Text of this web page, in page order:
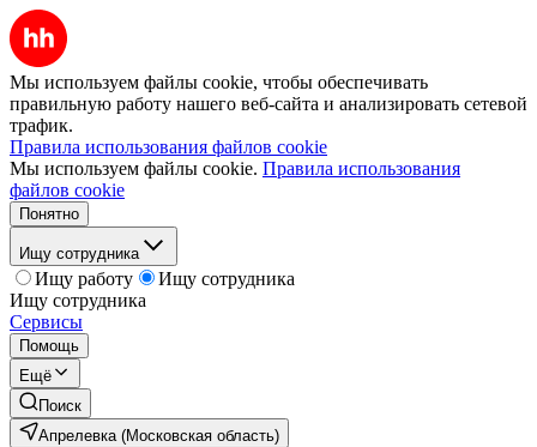
Мы используем файлы cookie, чтобы обеспечивать
правильную работу нашего веб-сайта и анализировать сетевой
трафик.
Правила использования файлов cookie
Мы используем файлы cookie. Правила использования
файлов cookie
Понятно
Ищу сотрудника
Ищу работу
Ищу сотрудника
Ищу сотрудника
Сервисы
Помощь
Ещё
Поиск
Апрелевка (Московская область)